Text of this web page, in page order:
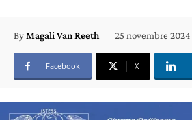
ByMagali Van Reeth 25 novembre 2024
Facebook X